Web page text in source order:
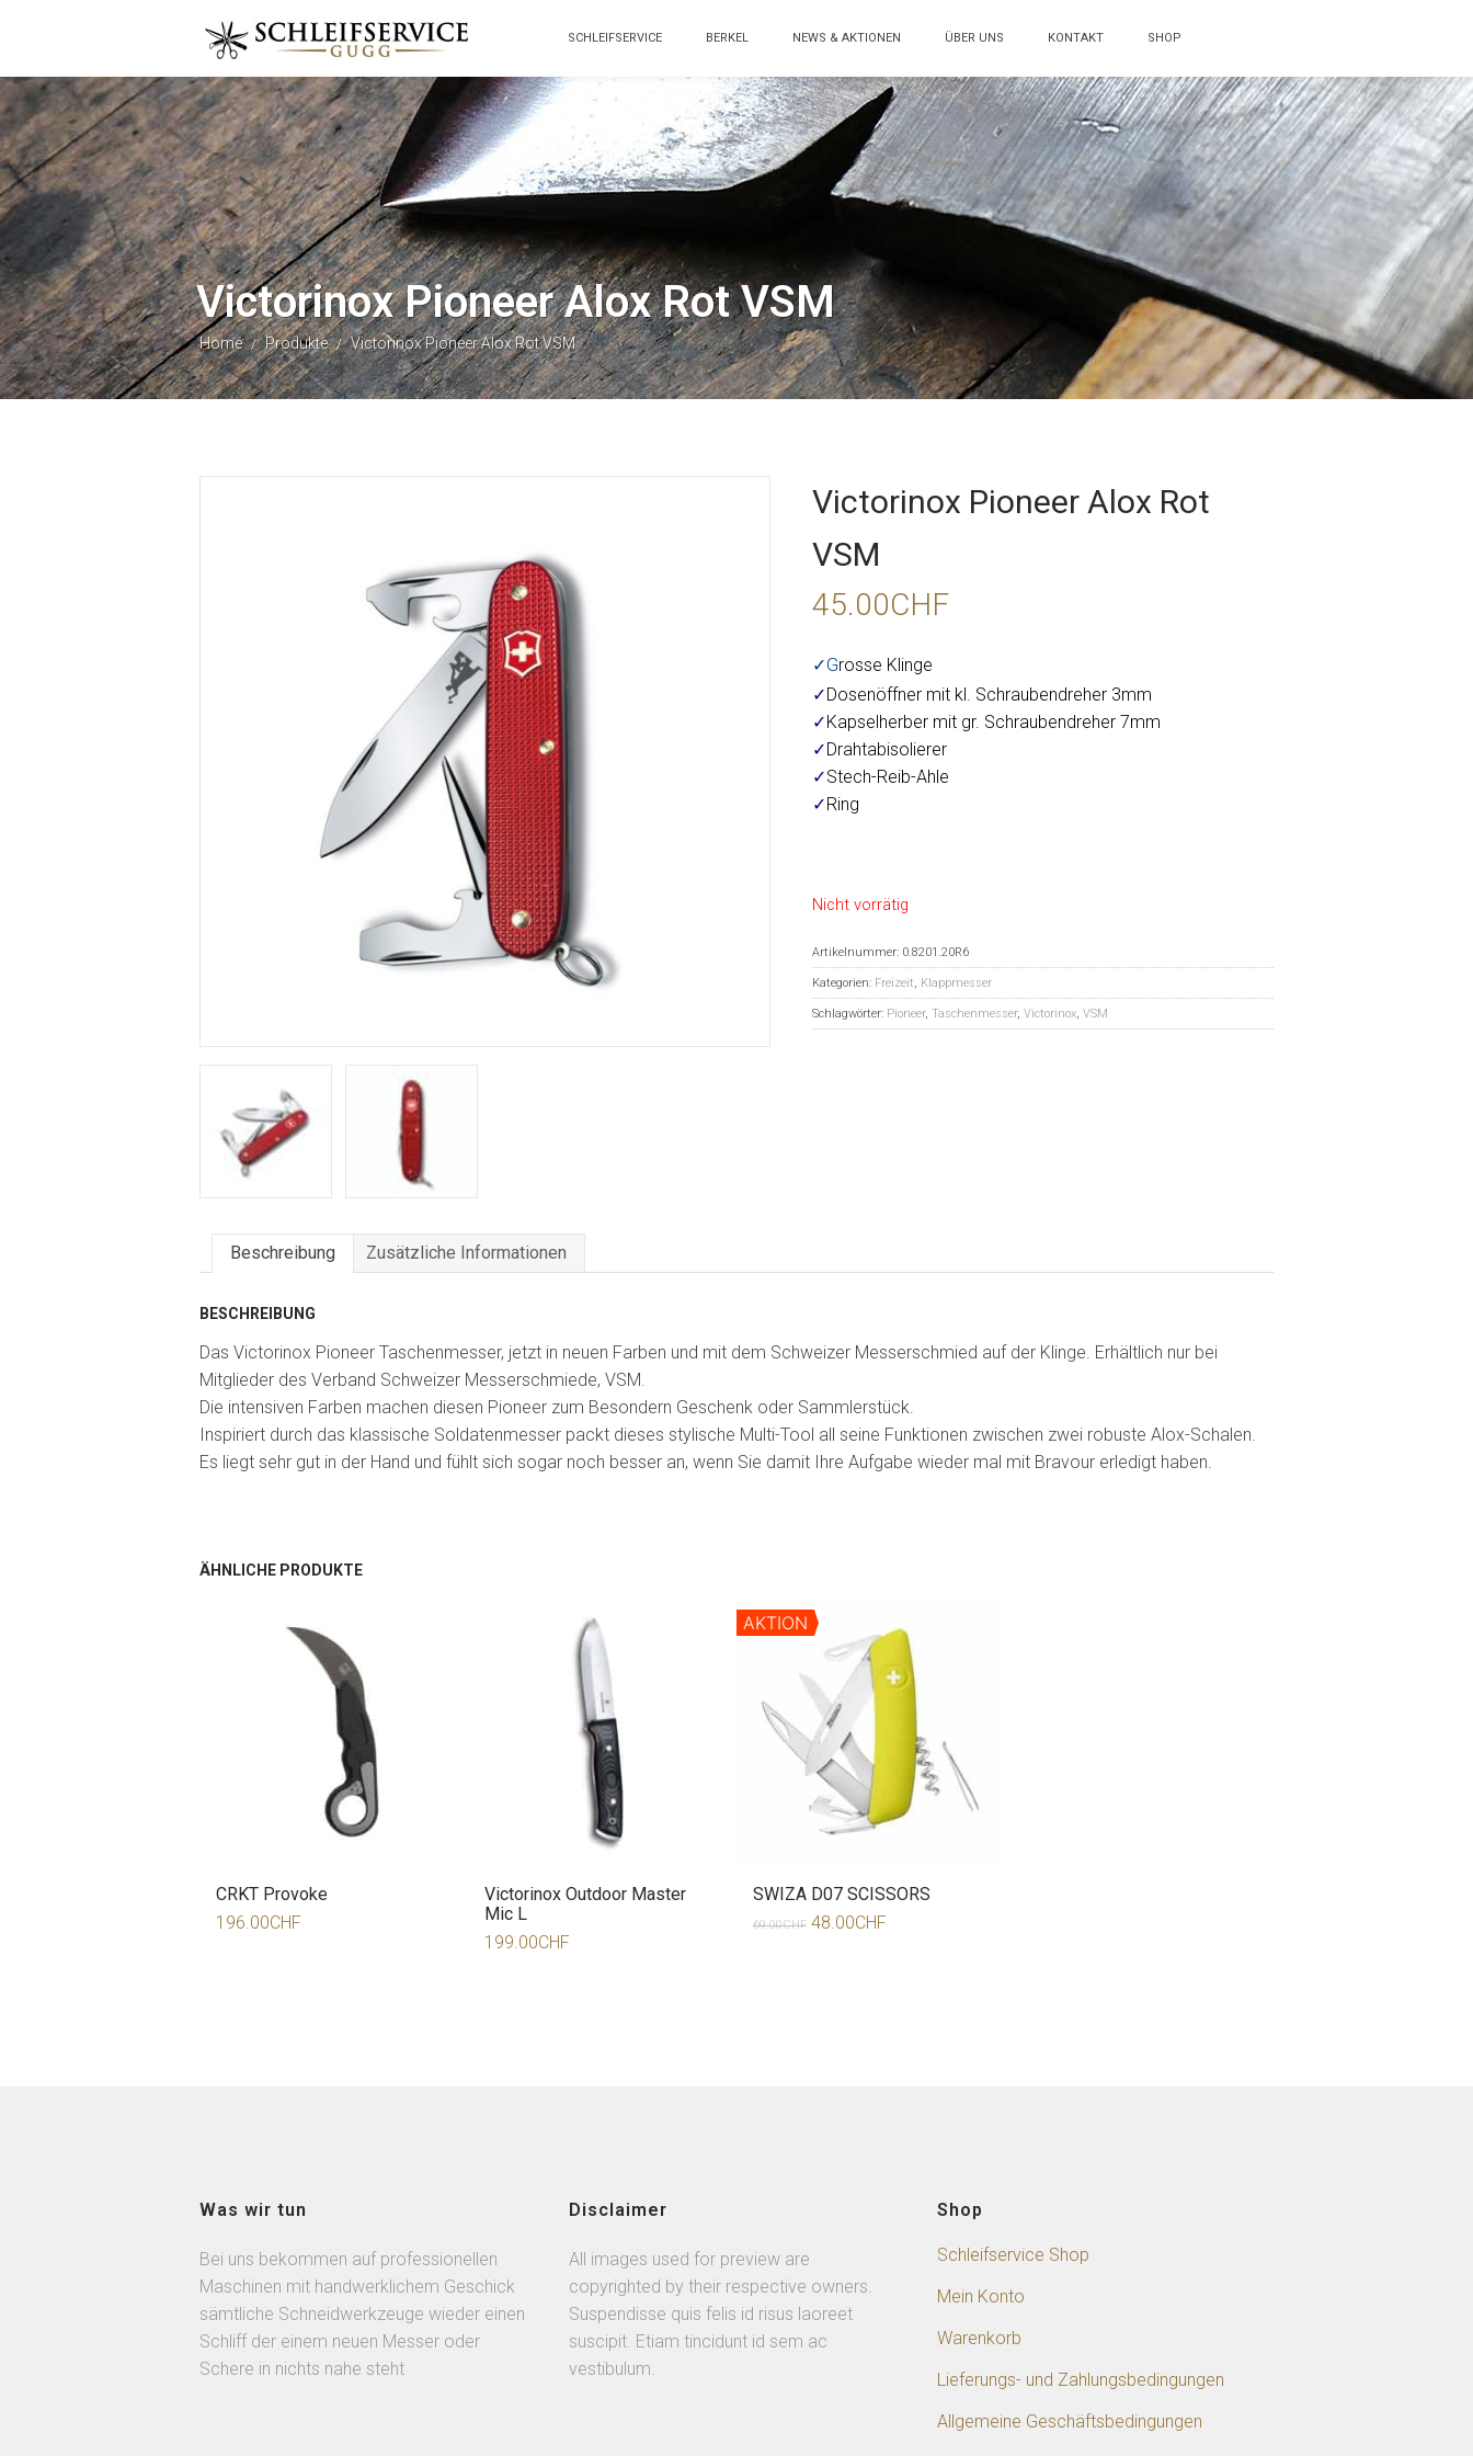
SCHLEIFSERVICE BERKEL NEWS & AKTIONEN ÜBER UNS KONTAKT SHOP
Victorinox Pioneer Alox Rot VSM
Home / Produkte / Victorinox Pioneer Alox Rot VSM
Victorinox Pioneer Alox Rot
VSM
45.00CHF
✓Grosse Klinge
✓Dosenöffner mit kl. Schraubendreher 3mm
✓Kapselherber mit gr. Schraubendreher 7mm
✓Drahtabisolierer
✓Stech-Reib-Ahle
✓Ring
Nicht vorrätig
Artikelnummer: 0.8201.20R6
Kategorien: Freizeit, Klappmesser
Schlagwörter: Pioneer, Taschenmesser, Victorinox, VSM
Beschreibung Zusätzliche Informationen
BESCHREIBUNG
Das Victorinox Pioneer Taschenmesser, jetzt in neuen Farben und mit dem Schweizer Messerschmied auf der Klinge. Erhältlich nur bei
Mitglieder des Verband Schweizer Messerschmiede, VSM.
Die intensiven Farben machen diesen Pioneer zum Besondern Geschenk oder Sammlerstück.
Inspiriert durch das klassische Soldatenmesser packt dieses stylische Multi-Tool all seine Funktionen zwischen zwei robuste Alox-Schalen.
Es liegt sehr gut in der Hand und fühlt sich sogar noch besser an, wenn Sie damit Ihre Aufgabe wieder mal mit Bravour erledigt haben.
ÄHNLICHE PRODUKTE
CRKT Provoke
196.00CHF
Victorinox Outdoor Master
Mic L
199.00CHF
AKTION
SWIZA D07 SCISSORS
69.00CHF 48.00CHF
Was wir tun
Bei uns bekommen auf professionellen
Maschinen mit handwerklichem Geschick
sämtliche Schneidwerkzeuge wieder einen
Schliff der einem neuen Messer oder
Schere in nichts nahe steht
Disclaimer
All images used for preview are
copyrighted by their respective owners.
Suspendisse quis felis id risus laoreet
suscipit. Etiam tincidunt id sem ac
vestibulum.
Shop
Schleifservice Shop
Mein Konto
Warenkorb
Lieferungs- und Zahlungsbedingungen
Allgemeine Geschäftsbedingungen